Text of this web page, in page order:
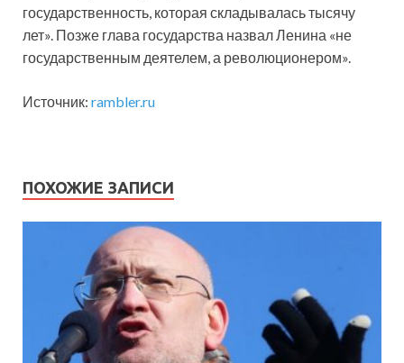
государственность, которая складывалась тысячу
лет». Позже глава государства назвал Ленина «не
государственным деятелем, а революционером».
Источник: rambler.ru
ПОХОЖИЕ ЗАПИСИ